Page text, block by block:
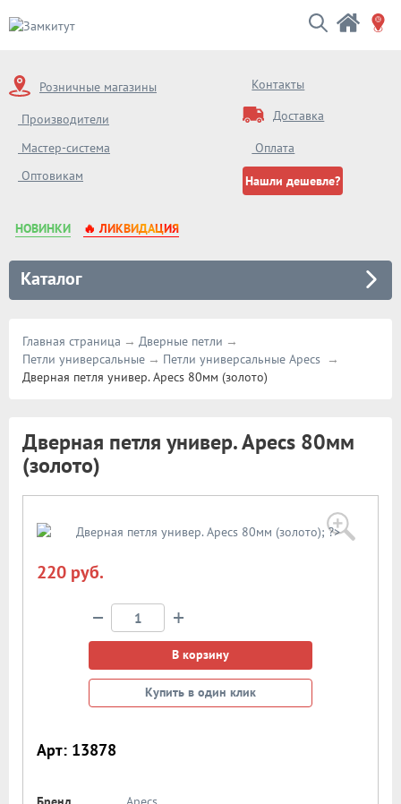
Розничные магазины
Производители
Мастер-система
Оптовикам
Контакты
Доставка
Оплата
Нашли дешевле?
НОВИНКИ 🔥 ЛИКВИДАЦИЯ
Каталог
Главная страница
Дверные петли
Петли универсальные
Петли универсальные Apecs
Дверная петля универ. Apecs 80мм (золото)
Дверная петля универ. Apecs 80мм
(золото)
220 руб.
− +
В корзину
Купить в один клик
Арт: 13878